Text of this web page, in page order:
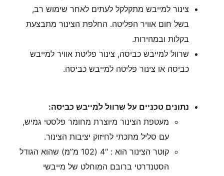
צינור למייבש מתקלקל לעתים לאחר שימוש רב,
בשל חום אוויר הפליטה. החלפת הצינור מתבצעת
בקלות ובמהירות.
שרוול למייבש כביסה, צינור פליטת אוויר למייבש
כביסה או צינור פליטה למייבש כביסה.
נתונים טכניים על שרוול למייבש כביסה:
מעטפת הצינור מיוצרת מחומר פלסטי גמיש,
עם סליל מתכתי לחיזוק יציבות הצינור.
קוטר הצינור הוא : 4″ (102 מ”מ) שהוא הגודל
הסטנדרטי ברובם המוחלט של מייבשי